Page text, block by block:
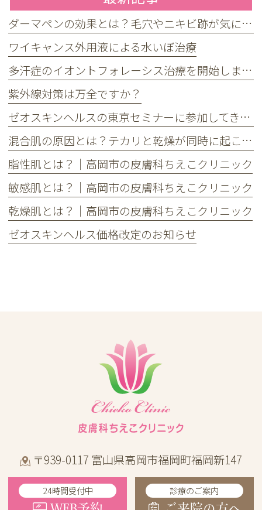
ダーマペンの効果とは？毛穴やニキビ跡が気になる方へ
ワイキャンス外用液による水いぼ治療
多汗症のイオントフォレーシス治療を開始しました
紫外線対策は万全ですか？
ゼオスキンヘルスの東京セミナーに参加してきました
混合肌の原因とは？テカリと乾燥が同時に起こる理由とケア方法
脂性肌とは？｜高岡市の皮膚科ちえこクリニック
敏感肌とは？｜高岡市の皮膚科ちえこクリニック
乾燥肌とは？｜高岡市の皮膚科ちえこクリニック
ゼオスキンヘルス価格改定のお知らせ
〒939-0117 富山県高岡市福岡町福岡新147
24時間受付中 診療のご案内